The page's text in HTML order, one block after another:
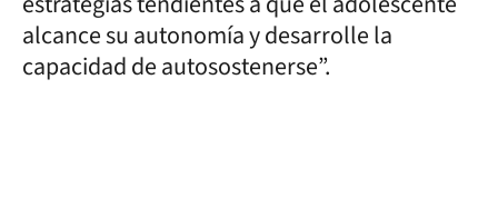
alcance su autonomía y desarrolle la
capacidad de autosostenerse”.